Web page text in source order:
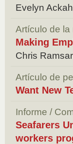
Evelyn Ackah
Artículo de la
Making
Chris
Artículo de
Want New
Informe /
Seafarers
workers